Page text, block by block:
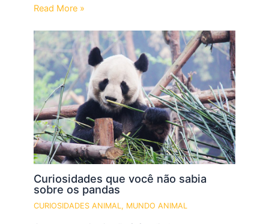
Read More »
Curiosidades que você não sabia
sobre os pandas
CURIOSIDADES ANIMAL , MUNDO ANIMAL